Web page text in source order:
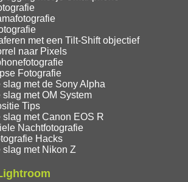
met een Tilt-Shift objectief
naar Pixels
Fotografie
met de Sony Alpha
met OM System
Tips
slag met Canon EOS R
Nachtfotografie
Hacks
slag met Nikon Z